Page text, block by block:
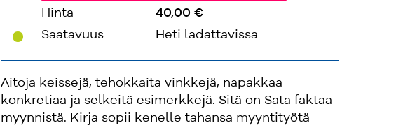
Hinta
40,00 €
Saatavuus
Heti ladattavissa
Aitoja keissejä, tehokkaita vinkkejä, napakkaa
konkretiaa ja selkeitä esimerkkejä. Sitä on Sata faktaa
myynnistä. Kirja sopii kenelle tahansa myyntityötä